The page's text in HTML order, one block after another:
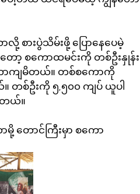
စားပွဲသိမ်းဖို့ ပြောနေပေမဲ့
ာ့ စကောထမင်းကို တစ်ဦးနှုန်း
ကျမိတယ်။ တစ်စကောကို
ဦးကို ၅,၅၀၀ ကျပ် ယူပါ
တယ်။
တောင်ကြီးမှာ စကော